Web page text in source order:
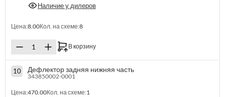
Наличие у дилеров
Цена:8.00Кол. на схеме:8
В корзину
10 Дефлектор задняя нижняя часть
343850002-0001
Цена:470.00Кол. на схеме:1